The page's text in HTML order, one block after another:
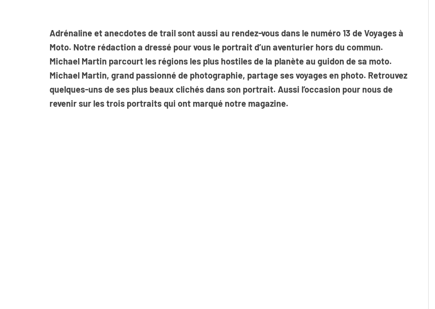
Adrénaline et anecdotes de trail sont aussi au rendez-vous dans le numéro 13 de Voyages à
Moto. Notre rédaction a dressé pour vous le portrait d’un aventurier hors du commun.
Michael Martin parcourt les régions les plus hostiles de la planète au guidon de sa moto.
Michael Martin, grand passionné de photographie, partage ses voyages en photo. Retrouvez
quelques-uns de ses plus beaux clichés dans son portrait. Aussi l’occasion pour nous de
revenir sur les trois portraits qui ont marqué notre magazine.